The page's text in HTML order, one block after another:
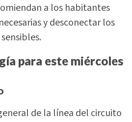
a los habitantes
y desconectar los
para este miércoles
de la línea del circuito